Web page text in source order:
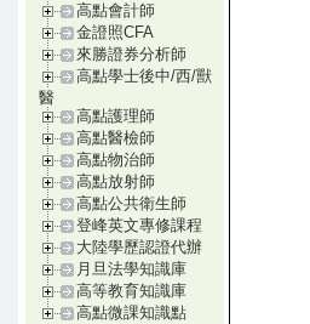
高點會計師
金證照CFA
來勝證券分析師
高點學士後中/西/獸
醫
高點護理師
高點醫檢師
高點物治師
高點放射師
高點公共衛生師
登峰英文專修課程
大陸學歷認證代辦
月旦法學知識庫
高等教育知識庫
高點微課知識點